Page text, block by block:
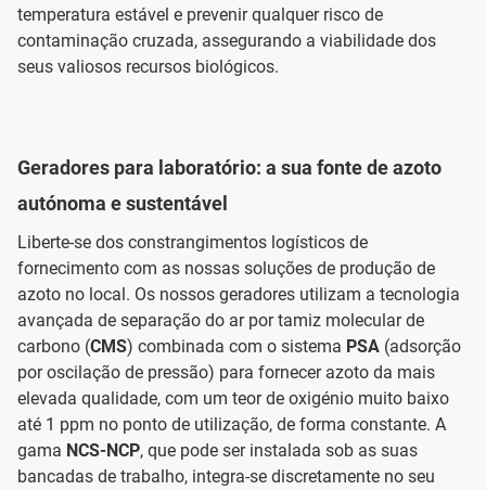
temperatura estável e prevenir qualquer risco de
contaminação cruzada, assegurando a viabilidade dos
seus valiosos recursos biológicos.
Geradores para laboratório: a sua fonte de azoto
autónoma e sustentável
Liberte-se dos constrangimentos logísticos de
fornecimento com as nossas soluções de produção de
azoto no local. Os nossos geradores utilizam a tecnologia
avançada de separação do ar por tamiz molecular de
carbono (CMS) combinada com o sistema PSA (adsorção
por oscilação de pressão) para fornecer azoto da mais
elevada qualidade, com um teor de oxigénio muito baixo
até 1 ppm no ponto de utilização, de forma constante. A
gama NCS-NCP, que pode ser instalada sob as suas
bancadas de trabalho, integra-se discretamente no seu